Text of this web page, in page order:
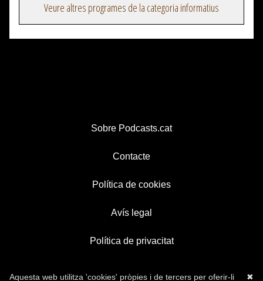
Veure altres programes de la categoria informatius
Sobre Podcasts.cat
Contacte
Política de cookies
Avís legal
Política de privacitat
✖
Aquesta web utilitza 'cookies' pròpies i de tercers per oferir-li